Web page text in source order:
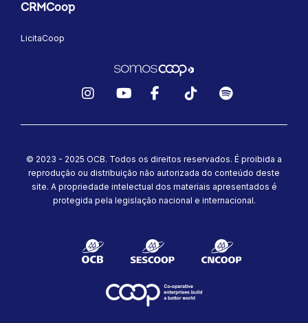
CRMCoop
LicitaCoop
© 2023 - 2025 OCB. Todos os direitos reservados. É proibida a
reprodução ou distribuição não autorizada do conteúdo deste
site. A propriedade intelectual dos materiais apresentados é
protegida pela legislação nacional e internacional.